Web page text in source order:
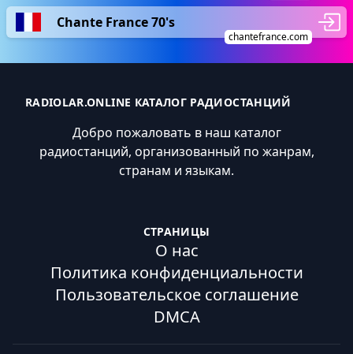
Chante France 70's
chantefrance.com
RADIOLAR.ONLINE КАТАЛОГ РАДИОСТАНЦИЙ
Добро пожаловать в наш каталог
радиостанций, организованный по жанрам,
странам и языкам.
СТРАНИЦЫ
О нас
Политика конфиденциальности
Пользовательское соглашение
DMCA